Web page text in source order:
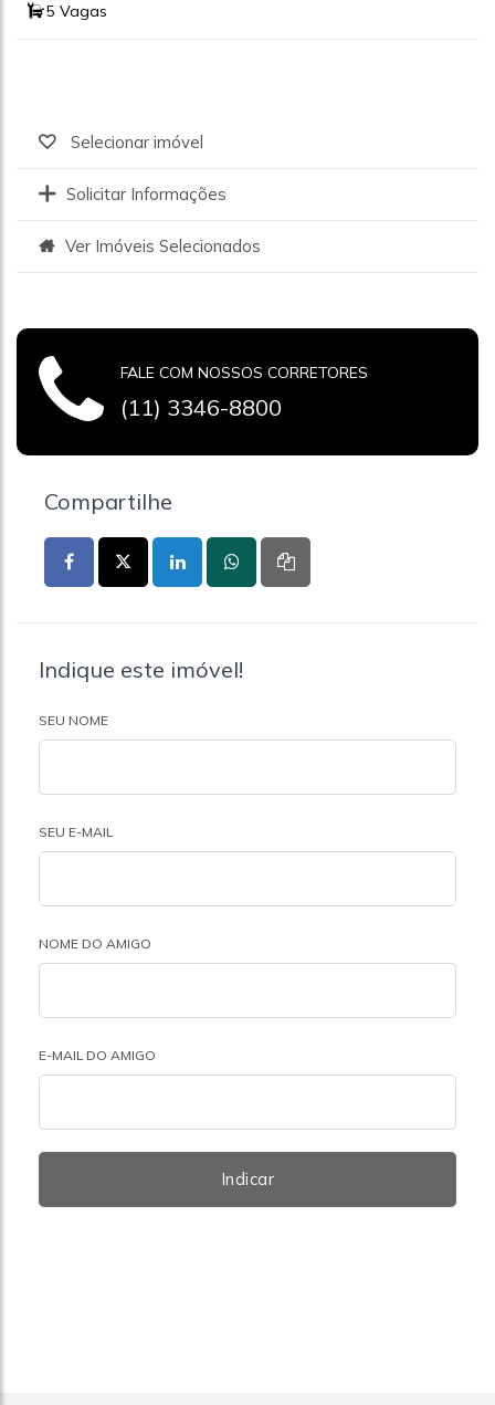
5 Vagas
Selecionar imóvel
Solicitar Informações
Ver Imóveis Selecionados
FALE COM NOSSOS CORRETORES
(11) 3346-8800
Compartilhe
Indique este imóvel!
SEU NOME
SEU E-MAIL
NOME DO AMIGO
E-MAIL DO AMIGO
Indicar